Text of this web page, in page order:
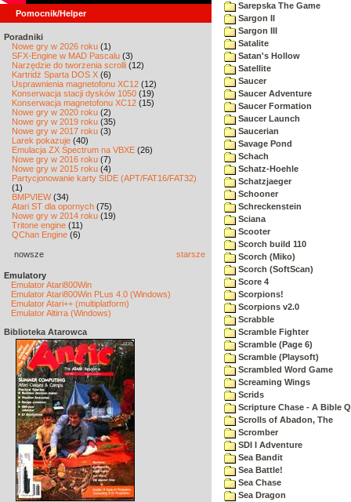
Pomocnik/Helper
Poradniki
Nowe gry w 2026 roku (1)
SFX-Engine w MAD Pascalu (3)
Narzędzie do tworzenia scrolli (12)
Kartridż Sparta DOS X (6)
Usprawnienia magnetofonu XC12 (12)
Konserwacja stacji dysków 1050 (19)
Konserwacja magnetofonu XC12 (15)
Nowe gry w 2020 roku (2)
Nowe gry w 2019 roku (35)
Nowe gry w 2017 roku (3)
Larek pokazuje (40)
Emulacja ZX Spectrum na VBXE (26)
Nowe gry w 2016 roku (7)
Nowe gry w 2015 roku (4)
Partycjonowanie karty SIDE (APT/FAT16/FAT32)
(1)
BMPVIEW(34)
Atari ST dla opornych (75)
Nowe gry w 2014 roku (19)
Tritone engine (11)
QChan Engine (6)
nowsze starsze
Emulatory
Emulator Atari800Win
Emulator Atari800Win PLus 4.0 (Windows)
Emulator Atari++ (multiplatform)
Emulator Altirra (Windows)
Biblioteka Atarowca
Sarepska The Game
Sargon II
Sargon III
Satalite
Satan's Hollow
Satellite
Saucer
Saucer Adventure
Saucer Formation
Saucer Launch
Saucerian
Savage Pond
Schach
Schatz-Hoehle
Schatzjaeger
Schooner
Schreckenstein
Sciana
Scooter
Scorch build 110
Scorch (Miko)
Scorch (SoftScan)
Score 4
Scorpions!
Scorpions v2.0
Scrabble
Scramble Fighter
Scramble (Page 6)
Scramble (Playsoft)
Scrambled Word Game
Screaming Wings
Scrids
Scripture Chase - A Bible
Scrolls of Abadon, The
Scromber
SDI I Adventure
Sea Bandit
Sea Battle!
Sea Chase
Sea Dragon